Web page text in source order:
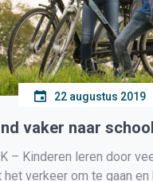
22 augustus 2019
vaker naar
– Kinderen leren door
verkeer om te gaan en